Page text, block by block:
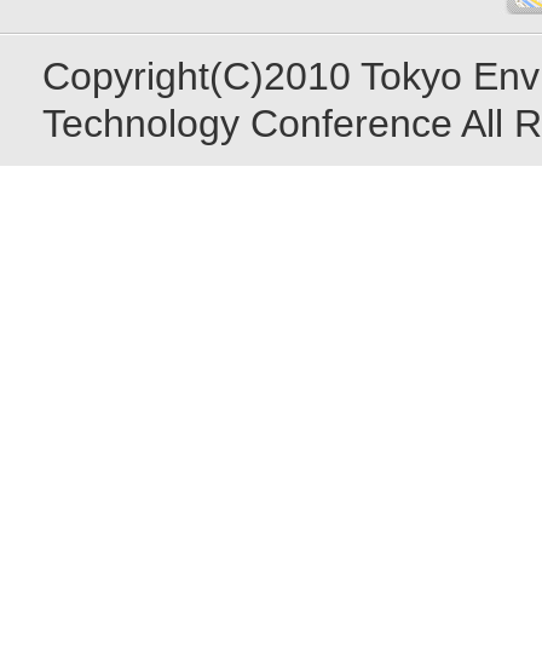
Copyright(C)2010 Tokyo
Technology Conference All